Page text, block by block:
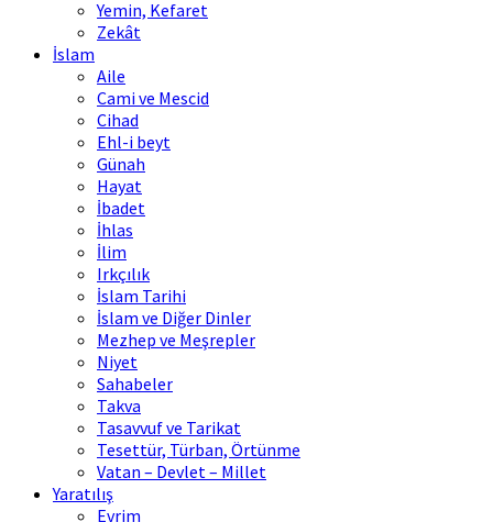
Yemin, Kefaret
Zekât
İslam
Aile
Cami ve Mescid
Cihad
Ehl-i beyt
Günah
Hayat
İbadet
İhlas
İlim
Irkçılık
İslam Tarihi
İslam ve Diğer Dinler
Mezhep ve Meşrepler
Niyet
Sahabeler
Takva
Tasavvuf ve Tarikat
Tesettür, Türban, Örtünme
Vatan – Devlet – Millet
Yaratılış
Evrim